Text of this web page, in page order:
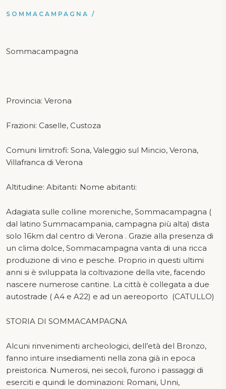
SOMMACAMPAGNA /
Sommacampagna
Provincia: Verona
Frazioni: Caselle, Custoza
Comuni limitrofi: Sona, Valeggio sul Mincio, Verona,
Villafranca di Verona
Altitudine: Abitanti: Nome abitanti:
Adagiata sulle colline moreniche, Sommacampagna (
dal latino Summacampania, campagna più alta) dista
solo 16km dal centro di Verona . Grazie alla presenza di
un clima dolce, Sommacampagna vanta di una ricca
produzione di vino e pesche. Proprio in questi ultimi
anni si è sviluppata la coltivazione della vite, facendo
nascere numerose cantine. La città è collegata a due
autostrade ( A4 e A22) e ad un aereoporto (CATULLO)
STORIA DI SOMMACAMPAGNA
Alcuni rinvenimenti archeologici, dell’età del Bronzo,
fanno intuire insediamenti nella zona già in epoca
preistorica. Numerosi, nei secoli, furono i passaggi di
eserciti e quindi le dominazioni: Romani, Unni,